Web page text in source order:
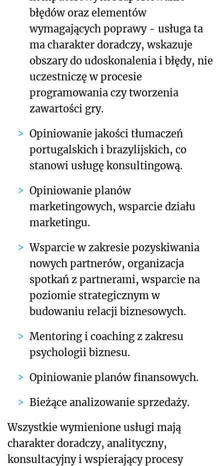
błędów oraz elementów
wymagających poprawy - usługa ta
ma charakter doradczy, wskazuje
obszary do udoskonalenia i błędy, nie
uczestniczę w procesie
programowania czy tworzenia
zawartości gry.
Opiniowanie jakości tłumaczeń
portugalskich i brazylijskich, co
stanowi usługę konsultingową.
Opiniowanie planów
marketingowych, wsparcie działu
marketingu.
Wsparcie w zakresie pozyskiwania
nowych partnerów, organizacja
spotkań z partnerami, wsparcie na
poziomie strategicznym w
budowaniu relacji biznesowych.
Mentoring i coaching z zakresu
psychologii biznesu.
Opiniowanie planów finansowych.
Bieżące analizowanie sprzedaży.
Wszystkie wymienione usługi mają
charakter doradczy, analityczny,
konsultacyjny i wspierający procesy